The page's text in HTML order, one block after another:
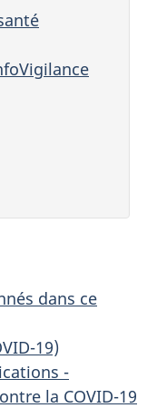
dans ce
19)
-
la COVID-19